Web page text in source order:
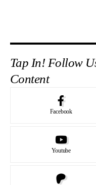
Tap In! Follow
Content
Facebook
Youtube